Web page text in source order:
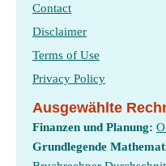
Contact
Disclaimer
Terms of Use
Privacy Policy
Ausgewählte
Finanzen und Planung:
Grundlegende